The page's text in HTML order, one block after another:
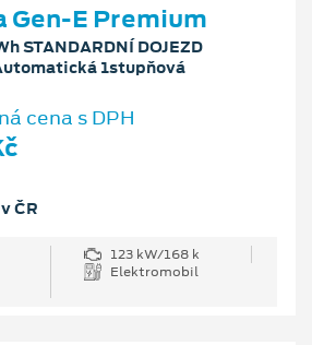
Gen-E Premium
STANDARDNÍ DOJEZD
1stupňová
cena s DPH
ČR
123 kW/168 k
Elektromobil